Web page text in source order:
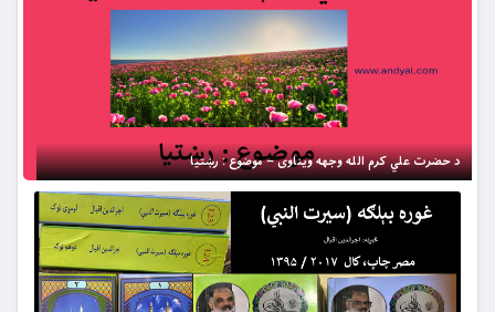
د حضرت علي کرم الله وجهه ویناوی – موضوع : رښتیا